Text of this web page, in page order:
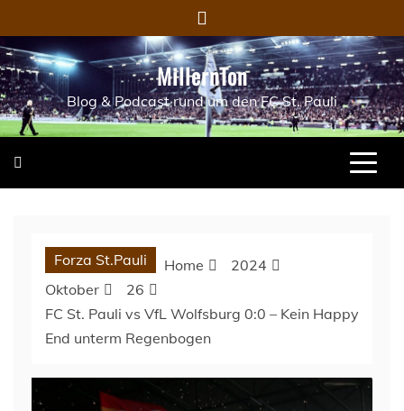
to
content
MillernTon
Blog & Podcast rund um den FC St. Pauli
Forza St.Pauli Home
2024
Oktober
26
FC St. Pauli vs VfL Wolfsburg 0:0 – Kein Happy
End unterm Regenbogen